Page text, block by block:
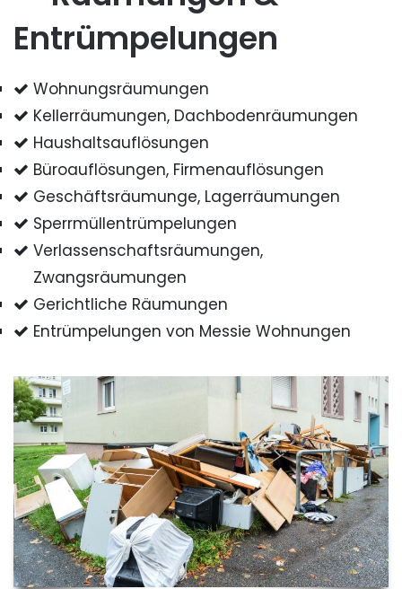
Entrümpelungen
Wohnungsräumungen
Kellerräumungen, Dachbodenräumungen
Haushaltsauflösungen
Büroauflösungen, Firmenauflösungen
Geschäftsräumunge, Lagerräumungen
Sperrmüllentrümpelungen
Verlassenschaftsräumungen,
Zwangsräumungen
Gerichtliche Räumungen
Entrümpelungen von Messie Wohnungen